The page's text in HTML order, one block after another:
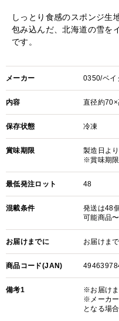
しっとり食感のスポンジ生
包み込んだ、北海道の雪を
です。
メーカー 0350/ベ
内容 直径約
保存状態 冷凍
賞味期限
製造日よ
※賞味期
最低発注ロット 48
混載条件
発送は48
可能商品
お届けまでに お届けま
商品コード(JAN)
備考1
※お届けま
※メーカ
となる場